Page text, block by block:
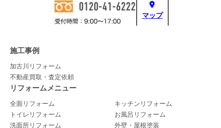
マップ
施工事例
加古川リフォーム
不動産買取・査定依頼
リフォームメニュー
全面リフォーム
キッチンリフォーム
トイレリフォーム
お風呂リフォーム
洗面所リフォーム
外壁・屋根塗装